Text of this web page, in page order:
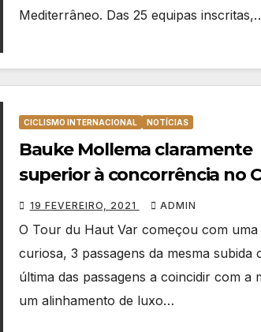
Mediterrâneo. Das 25 equipas
CICLISMO INTERNACIONAL NOTÍCIAS
Bauke Mollema claramente
superior à concorrência no
Gourdon
19 FEVEREIRO, 2021 ADMIN
O Tour du Haut Var começou com uma
curiosa, 3 passagens da mesma subida
última das passagens a coincidir com a
um alinhamento de luxo…